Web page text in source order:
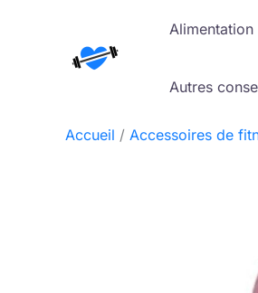
Alimentation
Autres
Accueil Accessoires de